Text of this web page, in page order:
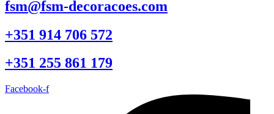
fsm@fsm-decoracoes.com
+351 914 706 572
+351 255 861 179
Facebook-f